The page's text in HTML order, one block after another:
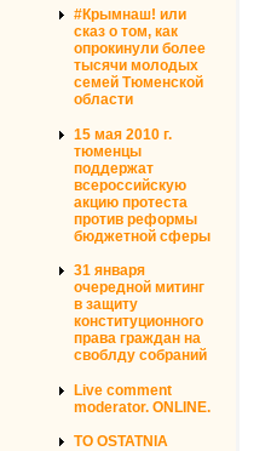
#Крымнаш! или
сказ о том, как
опрокинули более
тысячи молодых
семей Тюменской
области
15 мая 2010 г.
тюменцы
поддержат
всероссийскую
акцию протеста
против реформы
бюджетной сферы
31 января
очередной митинг
в защиту
конституционного
права граждан на
своблду собраний
Live comment
moderator. ONLINE.
TO OSTATNIA